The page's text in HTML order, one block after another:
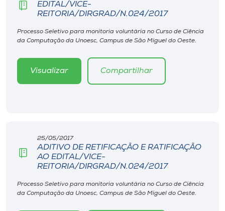
Biblioteca
Editora
Rádio
Selecione
EDITAL/VICE-
REITORIA/DIRGRAD/N.024/2017
Processo Seletivo para monitoria voluntária no Curso de Ciência
da Computação da Unoesc, Campus de São Miguel do Oeste.
Visualizar Compartilhar
25/05/2017
ADITIVO DE RETIFICAÇÃO E RATIFICAÇÃO
AO EDITAL/VICE-
REITORIA/DIRGRAD/N.024/2017
Processo Seletivo para monitoria voluntária no Curso de Ciência
da Computação da Unoesc, Campus de São Miguel do Oeste.